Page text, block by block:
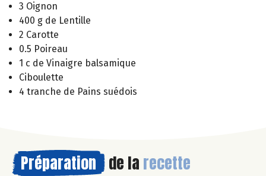
3 Oignon
400 g de Lentille
2 Carotte
0.5 Poireau
1 c de Vinaigre balsamique
Ciboulette
4 tranche de Pains suédois
Préparation de la recette